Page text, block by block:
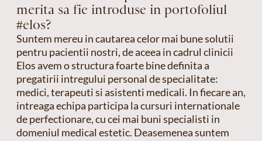
merita sa fie introduse in portofoliul
#elos?
Suntem mereu in cautarea celor mai bune solutii
pentru pacientii nostri, de aceea in cadrul clinicii
Elos avem o structura foarte bine definita a
pregatirii intregului personal de specialitate:
medici, terapeuti si asistenti medicali. In fiecare an,
intreaga echipa participa la cursuri internationale
de perfectionare, cu cei mai buni specialisti in
domeniul medical estetic. Deasemenea suntem